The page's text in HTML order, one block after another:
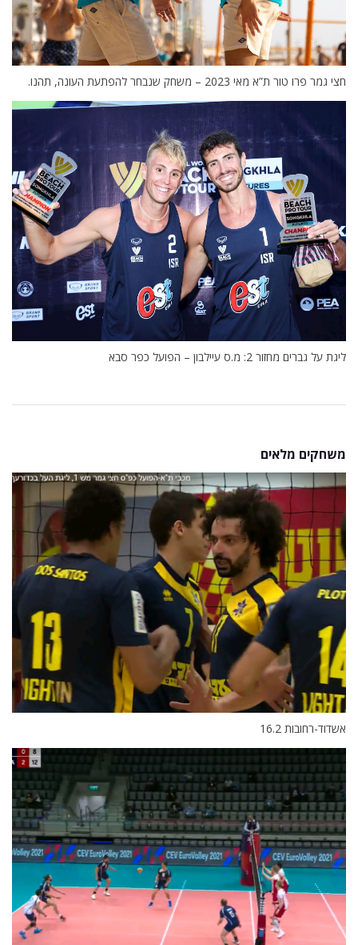
חצי גמר פרו טור ת”א מאי 2023 – משחק שנבחר להפתעת העונה, תהנו.
ליגת על גברים מחזור 2: מ.ס עיילבון – הפועל כפר סבא
משחקים מלאים
אשדוד-רחובות 16.2